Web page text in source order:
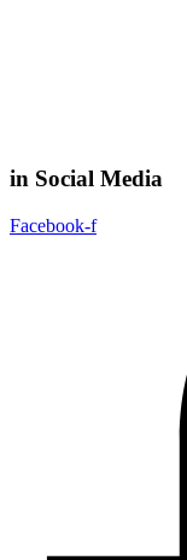
in Social Media
Facebook-f